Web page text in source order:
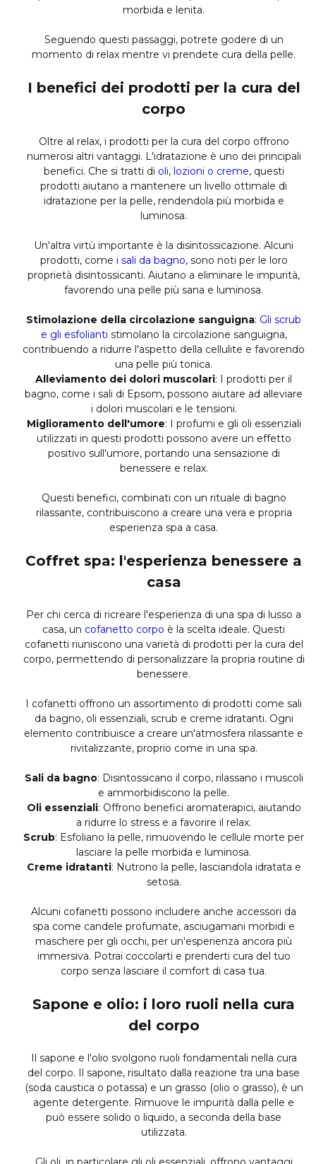
morbida e lenita.
Seguendo questi passaggi, potrete godere di un
momento di relax mentre vi prendete cura della pelle.
I benefici dei prodotti per la cura del
corpo
Oltre al relax, i prodotti per la cura del corpo offrono
numerosi altri vantaggi. L'idratazione è uno dei principali
benefici. Che si tratti di oli, lozioni o creme, questi
prodotti aiutano a mantenere un livello ottimale di
idratazione per la pelle, rendendola più morbida e
luminosa.
Un'altra virtù importante è la disintossicazione. Alcuni
prodotti, come i sali da bagno, sono noti per le loro
proprietà disintossicanti. Aiutano a eliminare le impurità,
favorendo una pelle più sana e luminosa.
Stimolazione della circolazione sanguigna: Gli scrub
e gli esfolianti stimolano la circolazione sanguigna,
contribuendo a ridurre l'aspetto della cellulite e favorendo
una pelle più tonica.
Alleviamento dei dolori muscolari: I prodotti per il
bagno, come i sali di Epsom, possono aiutare ad alleviare
i dolori muscolari e le tensioni.
Miglioramento dell'umore: I profumi e gli oli essenziali
utilizzati in questi prodotti possono avere un effetto
positivo sull'umore, portando una sensazione di
benessere e relax.
Questi benefici, combinati con un rituale di bagno
rilassante, contribuiscono a creare una vera e propria
esperienza spa a casa.
Coffret spa: l'esperienza benessere a
casa
Per chi cerca di ricreare l'esperienza di una spa di lusso a
casa, un cofanetto corpo è la scelta ideale. Questi
cofanetti riuniscono una varietà di prodotti per la cura del
corpo, permettendo di personalizzare la propria routine di
benessere.
I cofanetti offrono un assortimento di prodotti come sali
da bagno, oli essenziali, scrub e creme idratanti. Ogni
elemento contribuisce a creare un'atmosfera rilassante e
rivitalizzante, proprio come in una spa.
Sali da bagno: Disintossicano il corpo, rilassano i muscoli
e ammorbidiscono la pelle.
Oli essenziali: Offrono benefici aromaterapici, aiutando
a ridurre lo stress e a favorire il relax.
Scrub: Esfoliano la pelle, rimuovendo le cellule morte per
lasciare la pelle morbida e luminosa.
Creme idratanti: Nutrono la pelle, lasciandola idratata e
setosa.
Alcuni cofanetti possono includere anche accessori da
spa come candele profumate, asciugamani morbidi e
maschere per gli occhi, per un'esperienza ancora più
immersiva. Potrai coccolarti e prenderti cura del tuo
corpo senza lasciare il comfort di casa tua.
Sapone e olio: i loro ruoli nella cura
del corpo
Il sapone e l'olio svolgono ruoli fondamentali nella cura
del corpo. Il sapone, risultato dalla reazione tra una base
(soda caustica o potassa) e un grasso (olio o grasso), è un
agente detergente. Rimuove le impurità dalla pelle e
può essere solido o liquido, a seconda della base
utilizzata.